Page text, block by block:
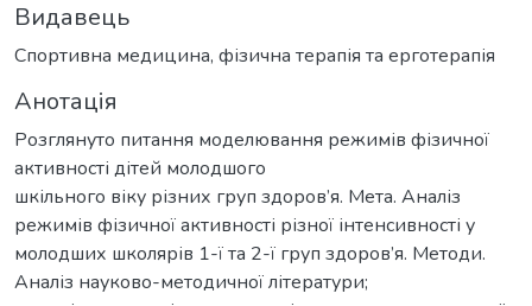
Видавець
Спортивна медицина, фізична терапія та ерготерапія
Анотація
Розглянуто питання моделювання режимів фізичної
активності дітей молодшого
шкільного віку різних груп здоров’я. Мета. Аналіз
режимів фізичної активності різної інтенсивності у
молодших школярів 1-ї та 2-ї груп здоров’я. Методи.
Аналіз науково-методичної літератури;